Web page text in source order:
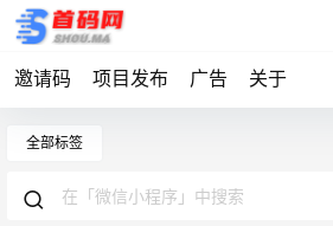
邀请码 项目发布 广告 关于
全部标签